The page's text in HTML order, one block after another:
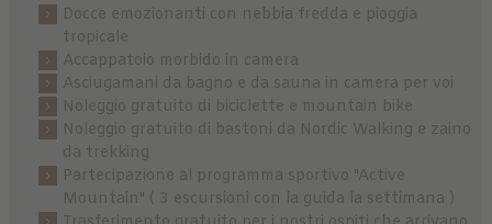
Docce emozionanti con nebbia fredda e pioggia
tropicale
Accappatoio morbido in camera
Asciugamani da bagno e da sauna in camera per voi
Noleggio gratuito di biciclette e mountain bike
Noleggio gratuito di bastoni da Nordic Walking e zaino
da trekking
Partecipazione al programma sportivo "Active
Mountain" ( 3 escursioni con la guida la settimana )